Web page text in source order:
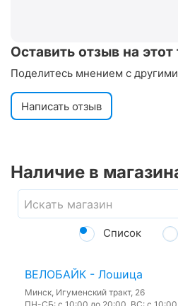
Оставить отзыв на этот
Поделитесь мнением с
Написать отзыв
Наличие в
Список
ВЕЛОБАЙК - Лошица
Минск, Игуменский тракт, 26